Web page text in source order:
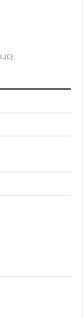
다.